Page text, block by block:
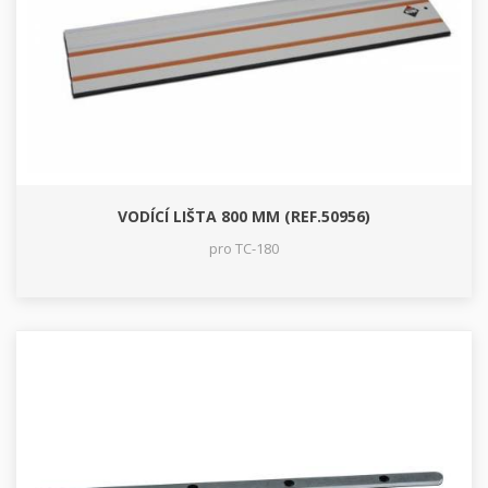
VODÍCÍ LIŠTA 800 MM (REF.50956)
pro TC-180